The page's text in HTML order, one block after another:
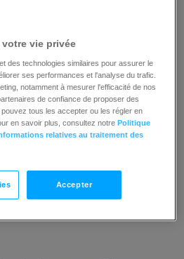
entre les
, lesRéponses rapideset
de la page Chats
une fenêtre de recherche que
actuellement actifs. Vous y
ou le numéro du visiteur, le
vie privée
des technologies similaires pour assurer le
ses performances et l'analyse du trafic.
notamment à mesurer l'efficacité de nos
de confiance de proposer des
tous les accepter ou les régler en
en savoir plus, consultez notrePolitique
relatives au traitement des
Accepter